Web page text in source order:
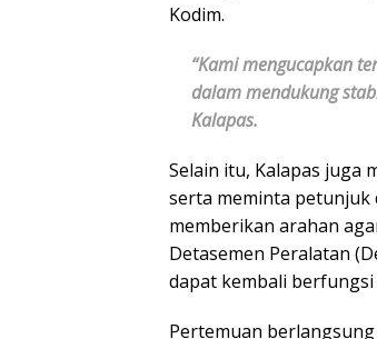
Kodim.
“Kami mengucapkan
dalam mendukung
Kalapas.
Selain itu, Kalapas juga
serta meminta petunjuk
memberikan arahan
Detasemen Peralatan
dapat kembali
Pertemuan